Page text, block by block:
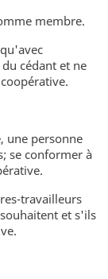
membre.
cédant et ne
une personne
se conformer à
travailleurs
et s'ils